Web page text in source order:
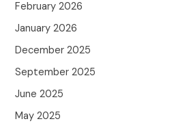
February 2026
January 2026
December 2025
September 2025
June 2025
May 2025